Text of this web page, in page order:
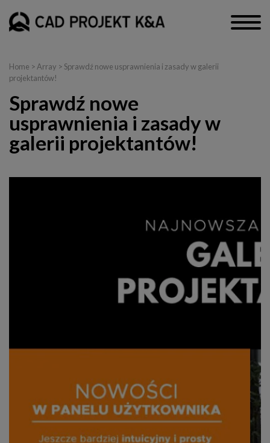
Home > Array > Sprawdź nowe usprawnienia i zasady w galerii
projektantów!
Sprawdź nowe
usprawnienia i zasady w
galerii projektantów!